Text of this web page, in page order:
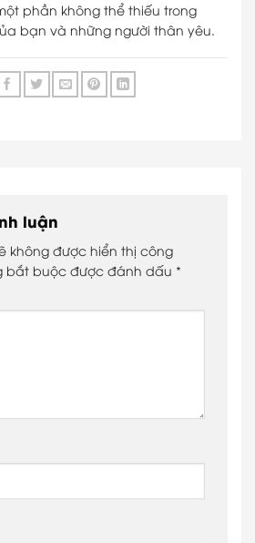
phần không thể thiếu trong
bạn và những người thân yêu.
luận
không được hiển thị công
bắt buộc được đánh dấu *